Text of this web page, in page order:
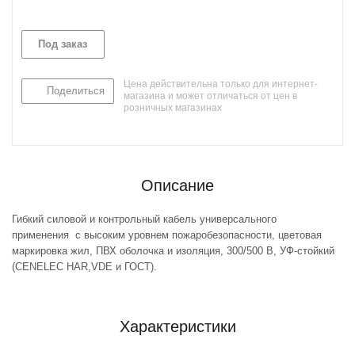
Под заказ
Поделиться
Цена действительна только для интернет-
магазина и может отличаться от цен в
розничных магазинах
Описание
Гибкий силовой и контрольный кабель универсального
применения с высоким уровнем пожаробезопасности, цветовая
маркировка жил, ПВХ оболочка и изоляция, 300/500 В, УФ-стойкий
(CENELEC HAR,VDE и ГОСТ).
Характеристики